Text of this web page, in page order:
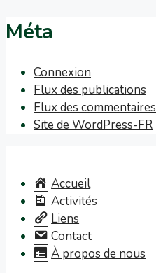
Méta
Connexion
Flux des publications
Flux des commentaires
Site de WordPress-FR
Accueil
Activités
Liens
Contact
À propos de nous